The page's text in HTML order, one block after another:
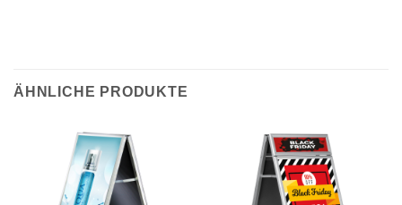
ÄHNLICHE PRODUKTE